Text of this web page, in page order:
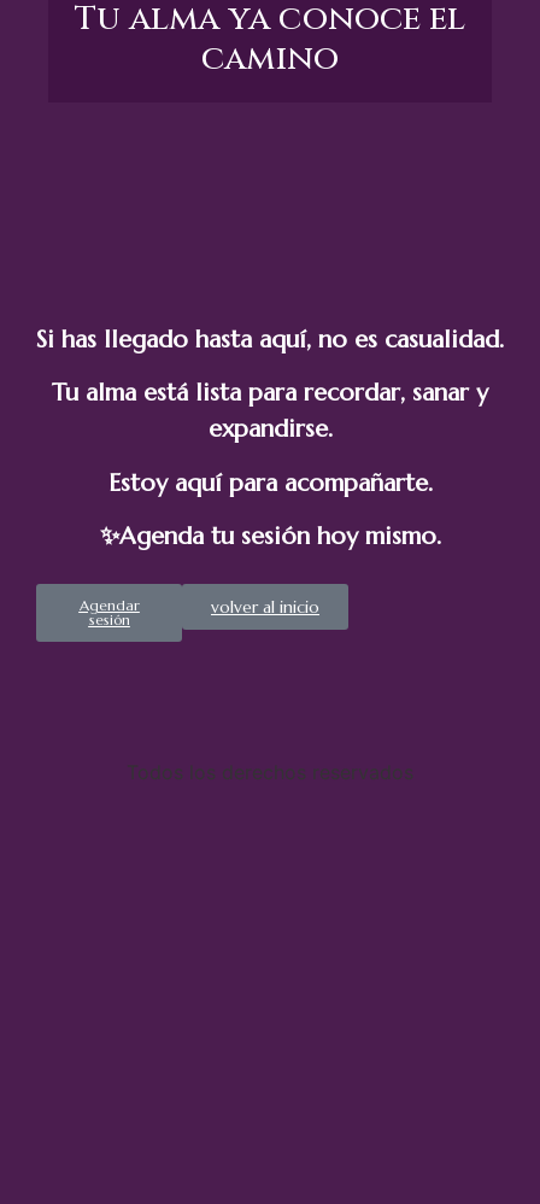
Tu alma ya conoce el
camino
Si has llegado hasta aquí, no es casualidad.
Tu alma está lista para recordar, sanar y
expandirse.
Estoy aquí para acompañarte.
✨Agenda tu sesión hoy mismo.
Agendar
sesión
volver al inicio
Todos los derechos reservados